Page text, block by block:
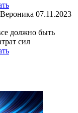
Вероника 07.11.2023
должно быть
сил